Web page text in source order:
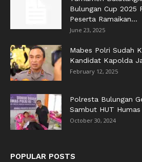
Bulungan Cup 2025
Peserta Ramaikan...
June 23, 2025
Mabes Polri Sudah
Kandidat Kapolda
February 12, 2025
Polresta Bulungan
Sambut HUT
October 30, 2024
POPULAR POSTS